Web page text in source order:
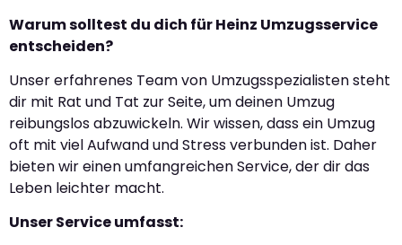
Warum solltest du dich für Heinz Umzugsservice
entscheiden?
Unser erfahrenes Team von Umzugsspezialisten steht
dir mit Rat und Tat zur Seite, um deinen Umzug
reibungslos abzuwickeln. Wir wissen, dass ein Umzug
oft mit viel Aufwand und Stress verbunden ist. Daher
bieten wir einen umfangreichen Service, der dir das
Leben leichter macht.
Unser Service umfasst: